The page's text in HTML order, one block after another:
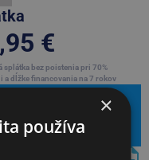
€
splátka bez poistenia pri 70%
a dĺžke financovania na 7 rokov
×
používa